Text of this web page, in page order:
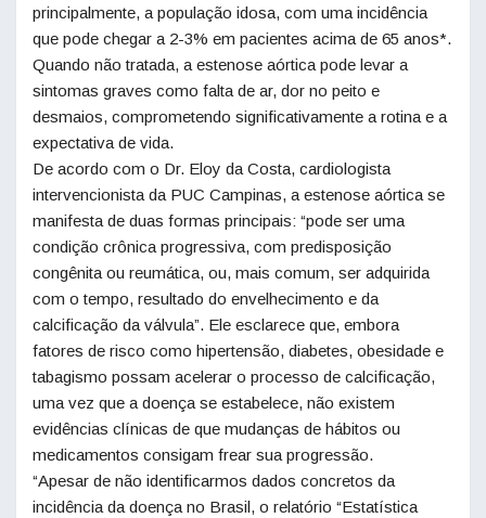
principalmente, a população idosa, com uma incidência
que pode chegar a 2-3% em pacientes acima de 65 anos*.
Quando não tratada, a estenose aórtica pode levar a
sintomas graves como falta de ar, dor no peito e
desmaios, comprometendo significativamente a rotina e a
expectativa de vida.
De acordo com o Dr. Eloy da Costa, cardiologista
intervencionista da PUC Campinas, a estenose aórtica se
manifesta de duas formas principais: “pode ser uma
condição crônica progressiva, com predisposição
congênita ou reumática, ou, mais comum, ser adquirida
com o tempo, resultado do envelhecimento e da
calcificação da válvula”. Ele esclarece que, embora
fatores de risco como hipertensão, diabetes, obesidade e
tabagismo possam acelerar o processo de calcificação,
uma vez que a doença se estabelece, não existem
evidências clínicas de que mudanças de hábitos ou
medicamentos consigam frear sua progressão.
“Apesar de não identificarmos dados concretos da
incidência da doença no Brasil, o relatório “Estatística